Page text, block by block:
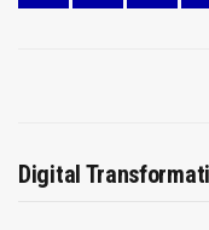
Digital